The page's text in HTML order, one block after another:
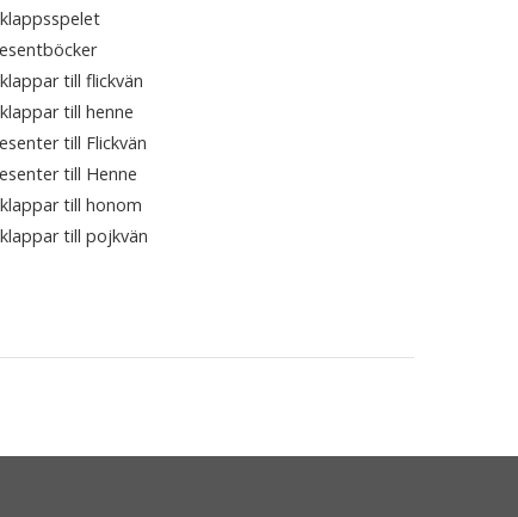
till flickvän
till henne
till Flickvän
till Henne
till honom
till pojkvän